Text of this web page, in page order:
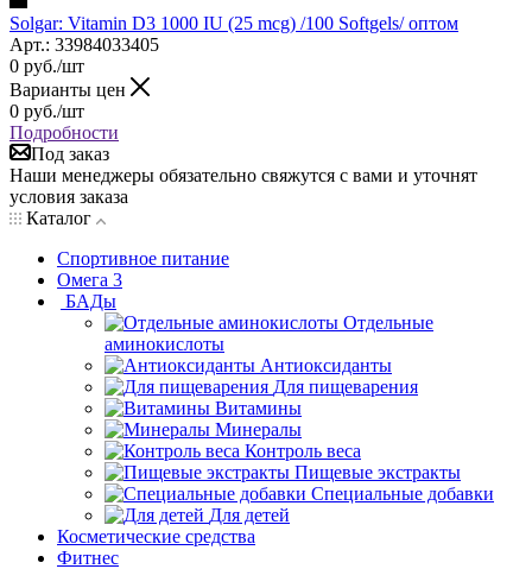
Solgar: Vitamin D3 1000 IU (25 mcg) /100 Softgels/ оптом
Арт.: 33984033405
0 руб./шт
Варианты цен
0 руб./шт
Подробности
Под заказ
Наши менеджеры обязательно свяжутся с вами и уточнят
условия заказа
Каталог
Спортивное питание
Омега 3
БАДы
Отдельные
аминокислоты
Антиоксиданты
Для пищеварения
Витамины
Минералы
Контроль веса
Пищевые экстракты
Специальные добавки
Для детей
Косметические средства
Фитнес